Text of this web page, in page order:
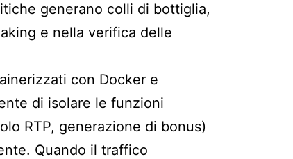
generano colli di bottiglia,
e nella verifica delle
con Docker e
di isolare le funzioni
RTP, generazione di bonus)
Quando il traffico